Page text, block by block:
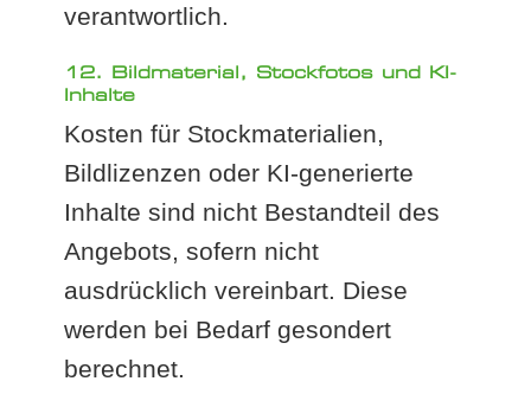
verantwortlich.
12. Bildmaterial, Stockfotos und KI-
Inhalte
Kosten für Stockmaterialien,
Bildlizenzen oder KI-generierte
Inhalte sind nicht Bestandteil des
Angebots, sofern nicht
ausdrücklich vereinbart. Diese
werden bei Bedarf gesondert
berechnet.